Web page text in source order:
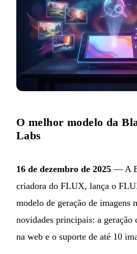
O melhor modelo da
Labs
16 de dezembro de 2025 — A
criadora do FLUX, lança o
modelo de geração de imagens
novidades principais: a geração
na web e o suporte de até 10